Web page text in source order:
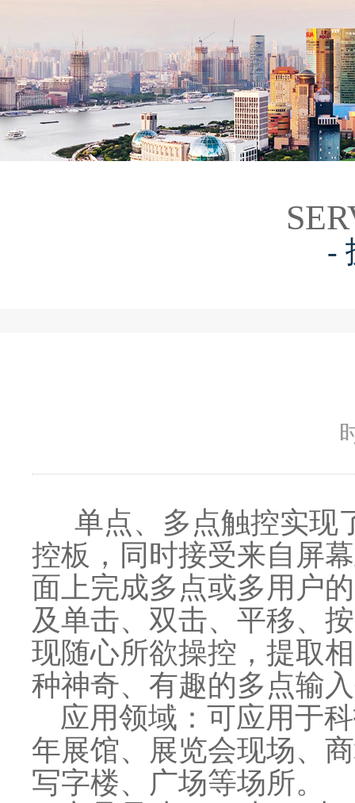
-
单点、多点触控实现
控板，同时接受来自屏
面上完成多点或多用户
及单击、双击、平移、
现随心所欲操控，提取
种神奇、有趣的多点输
应用领域：可应用于
年展馆、展览会现场、
写字楼、广场等场所。